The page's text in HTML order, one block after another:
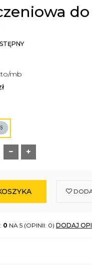
do
mb
0 NA 5 (OPINII: 0) DODAJ